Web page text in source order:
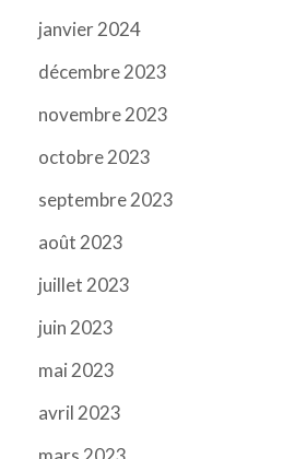
janvier 2024
décembre 2023
novembre 2023
octobre 2023
septembre 2023
août 2023
juillet 2023
juin 2023
mai 2023
avril 2023